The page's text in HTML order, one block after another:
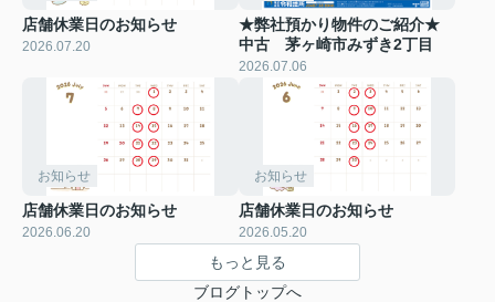
店舗休業日のお知らせ
2026.07.20
★弊社預かり物件のご紹介★
中古 茅ヶ崎市みずき2丁目
2026.07.06
お知らせ
店舗休業日のお知らせ
2026.06.20
お知らせ
店舗休業日のお知らせ
2026.05.20
もっと見る
ブログトップへ